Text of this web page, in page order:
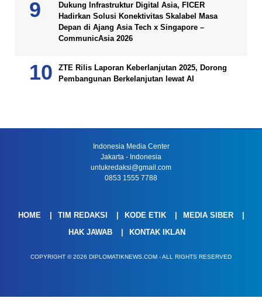
Dukung Infrastruktur Digital Asia, FICER
Hadirkan Solusi Konektivitas Skalabel Masa
Depan di Ajang Asia Tech x Singapore –
CommunicAsia 2026
ZTE Rilis Laporan Keberlanjutan 2025, Dorong
Pembangunan Berkelanjutan lewat AI
Indonesia Media Center
Jakarta - Indonesia
untukredaksi@gmail.com
0853 1555 7788
HOME TIM REDAKSI KODE ETIK
MEDIA SIBER
HAK JAWAB
KONTAK IKLAN
COPYRIGHT © 2026 DIPLOMATIKNEWS.COM - ALL RIGHTS RESERVED